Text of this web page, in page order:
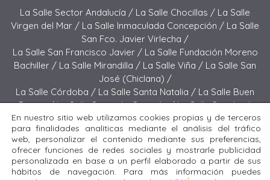
La Salle Sector Andalucía / La Salle Chocillas / La Salle
Virgen del Mar / La Salle Inmaculada Concepción / La Salle
San Fco. Javier Virlecha /
La Salle San Francisco Javier / La Salle Fundación Moreno
Bachiller / La Salle Mirandilla / La Salle Viña / La Salle San
José (Chiclana) /
La Salle Córdoba / La Salle Santa Natalia / La Salle Buen
Pastor /La Salle Sagrado Corazón /La Salle San José
(Jerez) / La Salle El Carmen (Melilla) /
La Salle Buen Consejo /La Salle El Carmen (San Fernando) /
La Salle San Francisco /La Salle Felipe Benito /La Salle La
Purísima
En nuestro sitio web utilizamos cookies propias y de terceros
para finalidades analíticas mediante el análisis del tráfico
web, personalizar el contenido mediante sus preferencias,
ofrecer funciones de redes sociales y mostrarle publicidad
personalizada en base a un perfil elaborado a partir de sus
hábitos de navegación. Para más información puedes